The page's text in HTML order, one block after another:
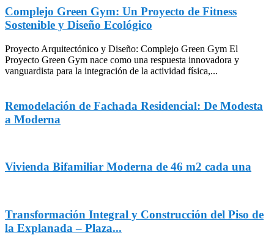
Complejo Green Gym: Un Proyecto de Fitness
Sostenible y Diseño Ecológico
Proyecto Arquitectónico y Diseño: Complejo Green Gym El
Proyecto Green Gym nace como una respuesta innovadora y
vanguardista para la integración de la actividad física,...
Remodelación de Fachada Residencial: De Modesta
a Moderna
Vivienda Bifamiliar Moderna de 46 m2 cada una
Transformación Integral y Construcción del Piso de
la Explanada – Plaza...